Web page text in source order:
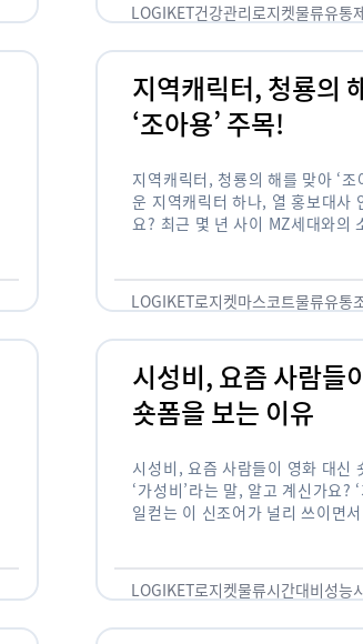
LOGIKET건강관리로지켓물류유통
지역캐릭터, 청룡의
‘조아용’ 주목!
지역캐릭터, 청룡의 해를 맞아 ‘조
운 지역캐릭터 하나, 열 홍보대사
요? 최근 몇 년 사이 MZ세대와의
LOGIKET로지켓마스코트물류유통
시성비, 요즘 사람들
숏폼을 보는 이유
시성비, 요즘 사람들이 영화 대신
‘가성비’라는 말, 알고 계신가요?
일컫는 이 신조어가 널리 쓰이면
LOGIKET로지켓물류시간대비성능